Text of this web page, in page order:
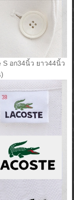
S อก34นิ้ว ยาว44นิ้ว